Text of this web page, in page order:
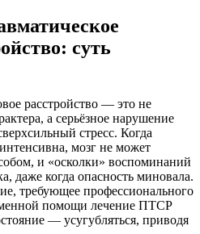
суть
расстройство — это не
а серьёзное нарушение
стресс. Когда
мозг не может
и «осколки» воспоминаний
даже когда опасность миновала.
требующее профессионального
помощи лечение ПТСР
— усугубляться, приводя